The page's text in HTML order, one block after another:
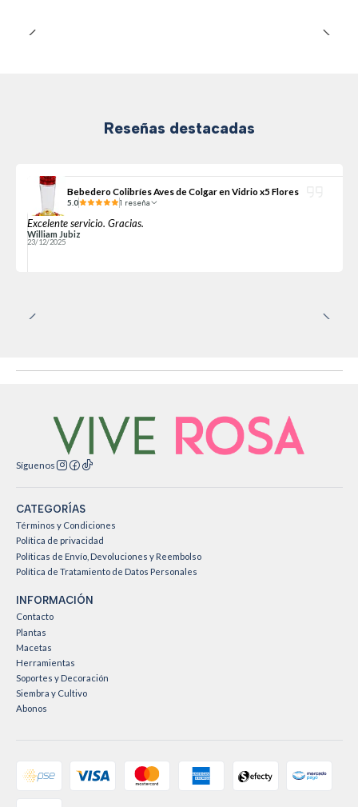
Reseñas destacadas
Bebedero Colibríes Aves de Colgar en Vidrio x5 Flores
5.0 1 reseña
Excelente servicio. Gracias.
William Jubiz
23/12/2025
Síguenos
CATEGORÍAS
Términos y Condiciones
Política de privacidad
Políticas de Envío, Devoluciones y Reembolso
Política de Tratamiento de Datos Personales
INFORMACIÓN
Contacto
Plantas
Macetas
Herramientas
Soportes y Decoración
Siembra y Cultivo
Abonos